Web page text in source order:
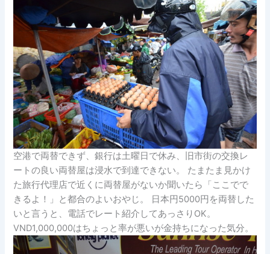
空港で両替できず、銀行は土曜日で休み、旧市街の交換レ
ートの良い両替屋は浸水で到達できない。 たまたま見かけ
た旅行代理店で近くに両替屋がないか聞いたら「ここでで
きるよ！」と都合のよいおやじ。 日本円5000円を両替した
いと言うと、電話でレート紹介してあっさりOK。
VND1,000,000はちょっと率が悪いが金持ちになった気分。